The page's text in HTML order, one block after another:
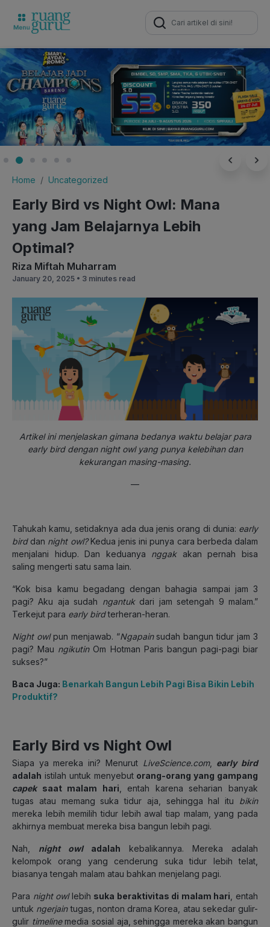
Search
for:
Home Uncategorized
Early Bird vs Night Owl: Mana
yang Jam Belajarnya Lebih
Optimal?
Riza Miftah Muharram
January 20, 2025 • 3 minutes read
Artikel ini menjelaskan gimana bedanya waktu belajar para
early bird dengan night owl yang punya kelebihan dan
kekurangan masing-masing.
—
Tahukah kamu, setidaknya ada dua jenis orang di dunia: early
birddan night owl?Kedua jenis ini punya cara berbeda dalam
menjalani hidup. Dan keduanya nggakakan pernah bisa
saling mengerti satu sama lain.
“Kok bisa kamu begadang dengan bahagia sampai jam 3
pagi? Aku aja sudah ngantukdari jam setengah 9 malam.”
Terkejut para early birdterheran-heran.
Night owlpun menjawab. “Ngapainsudah bangun tidur jam 3
pagi? Mau ngikutinOm Hotman Paris bangun pagi-pagi biar
sukses?”
Baca Juga: Benarkah Bangun Lebih Pagi Bisa Bikin Lebih
Produktif?
Early Bird vs Night Owl
Siapa ya mereka ini? Menurut LiveScience.com, earlybird
adalah istilah untuk menyebut orang-orang yang gampang
capek saat malam hari , entah karena seharian banyak
tugas atau memang suka tidur aja, sehingga hal itu bikin
mereka lebih memilih tidur lebih awal tiap malam, yang pada
akhirnya membuat mereka bisa bangun lebih pagi.
Nah, night owladalah kebalikannya. Mereka adalah
kelompok orang yang cenderung suka tidur lebih telat,
biasanya tengah malam atau bahkan menjelang pagi.
Para night owllebih suka beraktivitas di malam hari , entah
untuk ngerjaintugas, nonton drama Korea, atau sekedar gulir-
gulir timelinemedia sosial aja, sehingga mereka akan bangun